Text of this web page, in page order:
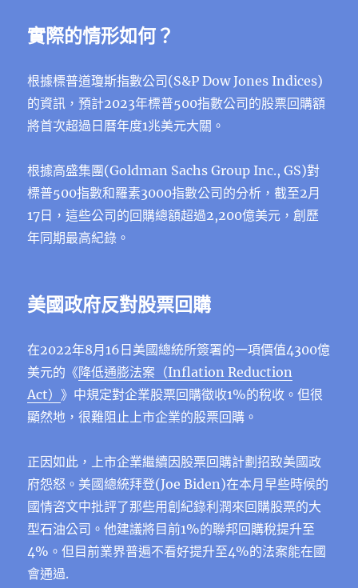
實際的情形如何？
根據標普道瓊斯指數公司(S&P Dow Jones Indices)
的資訊，預計2023年標普500指數公司的股票回購額
將首次超過日曆年度1兆美元大關。
根據高盛集團(Goldman Sachs Group Inc., GS)對
標普500指數和羅素3000指數公司的分析，截至2月
17日，這些公司的回購總額超過2,200億美元，創歷
年同期最高紀錄。
美國政府反對股票回購
在2022年8月16日美國總統所簽署的一項價值4300億
美元的《降低通膨法案（Inflation Reduction
Act）》中規定對企業股票回購徵收1%的稅收。但很
顯然地，很難阻止上市企業的股票回購。
正因如此，上市企業繼續因股票回購計劃招致美國政
府怨怒。美國總統拜登(Joe Biden)在本月早些時候的
國情咨文中批評了那些用創紀錄利潤來回購股票的大
型石油公司。他建議將目前1%的聯邦回購稅提升至
4%。但目前業界普遍不看好提升至4%的法案能在國
會通過.